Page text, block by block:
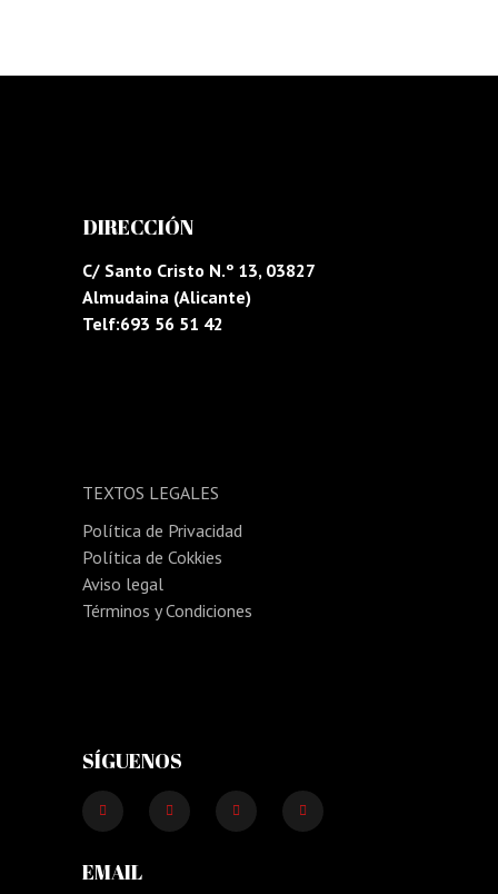
DIRECCIÓN
C/ Santo Cristo N.º 13, 03827
Almudaina (Alicante)
Telf:693 56 51 42
TEXTOS LEGALES
Política de Privacidad
Política de Cokkies
Aviso legal
Términos y Condiciones
SÍGUENOS
EMAIL